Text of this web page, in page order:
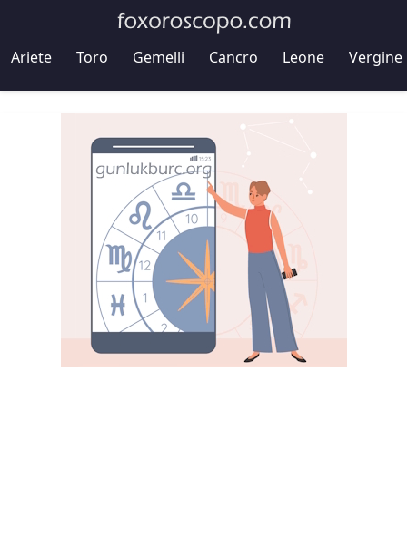
Ariete Toro Gemelli Cancro Leone Vergine